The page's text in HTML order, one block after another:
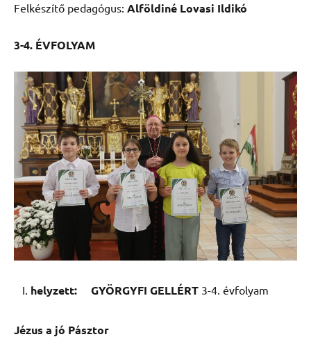
Felkészítő pedagógus: Alföldiné Lovasi Ildikó
3-4. ÉVFOLYAM
helyzett: GYÖRGYFI GELLÉRT 3-4. évfolyam
Jézus a jó Pásztor